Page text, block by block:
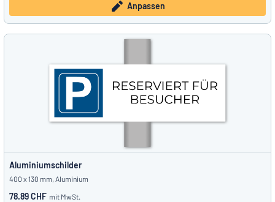
Anpassen
Aluminiumschilder
400 x 130 mm, Aluminium
78.89 CHF mit MwSt.